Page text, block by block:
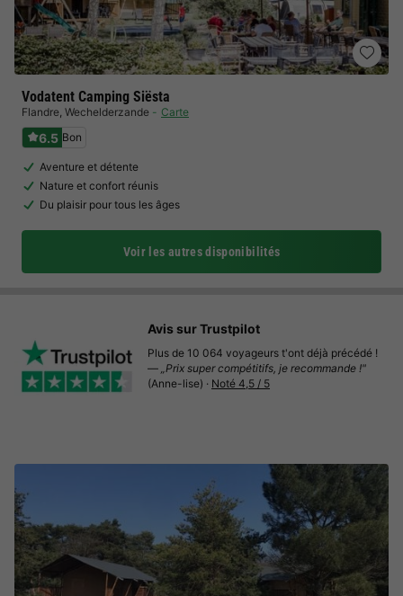
Vodatent Camping Siësta
Flandre, Wechelderzande Carte
6.5 Bon
Aventure et détente
Nature et confort réunis
Du plaisir pour tous les âges
Voir les autres disponibilités
Avis sur Trustpilot
Plus de 10 064 voyageurs t'ont déjà précédé !
— „Prix super compétitifs, je recommande !"
(Anne-lise) · Noté 4,5 / 5